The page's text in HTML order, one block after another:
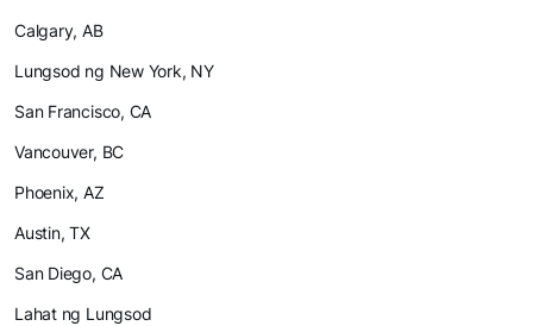
Calgary, AB
Lungsod ng New York, NY
San Francisco, CA
Vancouver, BC
Phoenix, AZ
Austin, TX
San Diego, CA
Lahat ng Lungsod